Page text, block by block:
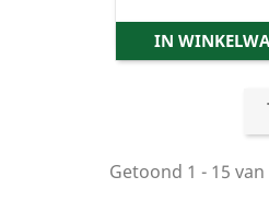
IN
Getoond 1 - 15